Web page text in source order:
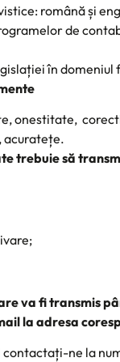
română și
de
în
onestitate,
acuratețe.
trebuie să
va fi transmis
la adresa
ne la